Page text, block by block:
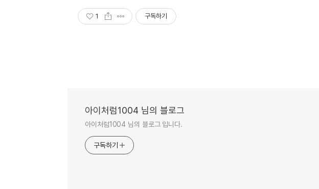
1 구독하기
아이처럼1004 님의 블로그
아이처럼1004 님의 블로그 입니다.
구독하기